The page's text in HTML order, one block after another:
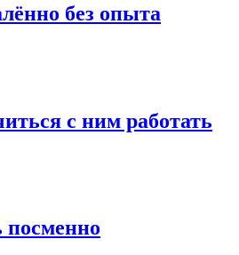
без опыта
с ним работать
посменно